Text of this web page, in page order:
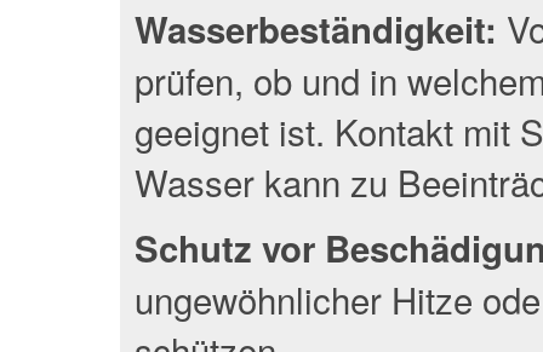
Wasserbeständigkeit:
prüfen, ob und in
geeignet ist. Kontakt mit
Wasser kann zu
Schutz vor
ungewöhnlicher Hitze